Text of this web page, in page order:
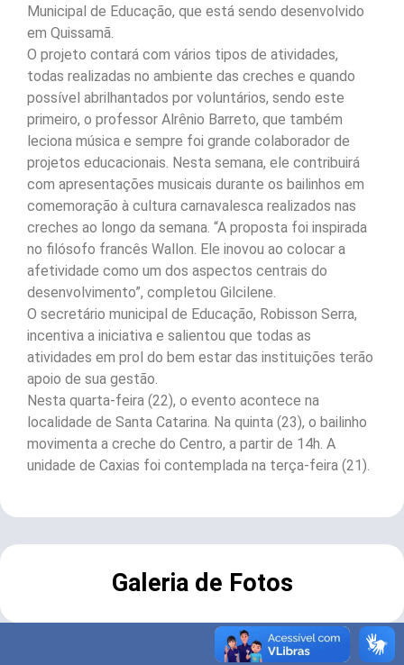
Municipal de Educação, que está sendo desenvolvido
em Quissamã.
O projeto contará com vários tipos de atividades,
todas realizadas no ambiente das creches e quando
possível abrilhantados por voluntários, sendo este
primeiro, o professor Alrênio Barreto, que também
leciona música e sempre foi grande colaborador de
projetos educacionais. Nesta semana, ele contribuirá
com apresentações musicais durante os bailinhos em
comemoração à cultura carnavalesca realizados nas
creches ao longo da semana. “A proposta foi inspirada
no filósofo francês Wallon. Ele inovou ao colocar a
afetividade como um dos aspectos centrais do
desenvolvimento”, completou Gilcilene.
O secretário municipal de Educação, Robisson Serra,
incentiva a iniciativa e salientou que todas as
atividades em prol do bem estar das instituições terão
apoio de sua gestão.
Nesta quarta-feira (22), o evento acontece na
localidade de Santa Catarina. Na quinta (23), o bailinho
movimenta a creche do Centro, a partir de 14h. A
unidade de Caxias foi contemplada na terça-feira (21).
Galeria de Fotos